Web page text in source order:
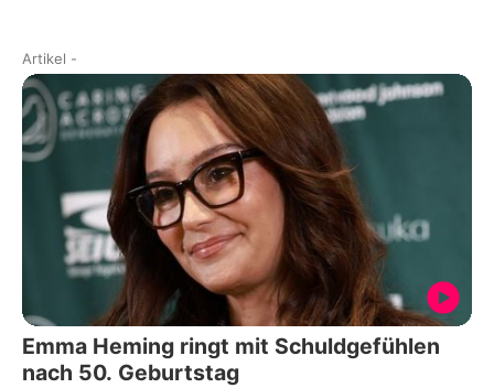
Artikel -
Emma Heming ringt mit Schuldgefühlen
nach 50. Geburtstag